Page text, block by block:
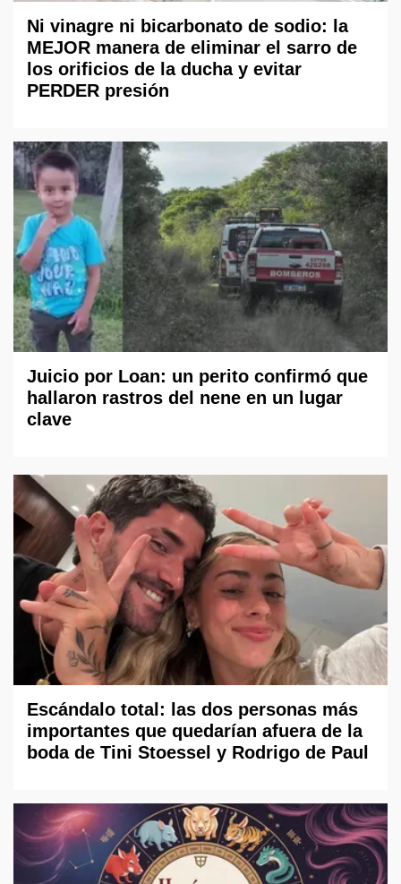
Ni vinagre ni bicarbonato de sodio: la
MEJOR manera de eliminar el sarro de
los orificios de la ducha y evitar
PERDER presión
Juicio por Loan: un perito confirmó que
hallaron rastros del nene en un lugar
clave
Escándalo total: las dos personas más
importantes que quedarían afuera de la
boda de Tini Stoessel y Rodrigo de Paul